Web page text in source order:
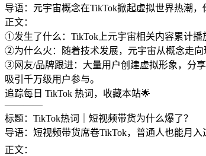
导语：元宇宙概念在TikTok掀起虚拟世界热潮，
正文：
①发生了什么：TikTok上元宇宙相关内容累计播
②为什么火：随着技术发展，元宇宙从概念走向
③网友/品牌跟进：大量用户创建虚拟形象，分
吸引千万级用户参与。
追踪每日 TikTok 热词，收藏本站🌟
————
标题：TikTok热词｜短视频带货为什么爆了？
导语：短视频带货席卷TikTok，普通人也能月入
正文：